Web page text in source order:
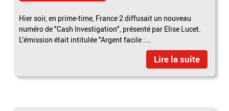
Hier soir, en prime-time, France 2 diffusait un nouveau
numéro de "Cash Investigation", présenté par Elise Lucet.
L’émission était intitulée "Argent facile :...
Lire la suite